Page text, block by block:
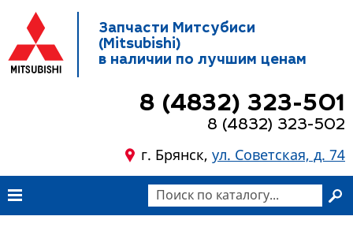
Запчасти Митсубиси
(Mitsubishi)
в наличии по лучшим ценам
8 (4832) 323-501
8 (4832) 323-502
г. Брянск, ул. Советская, д. 74